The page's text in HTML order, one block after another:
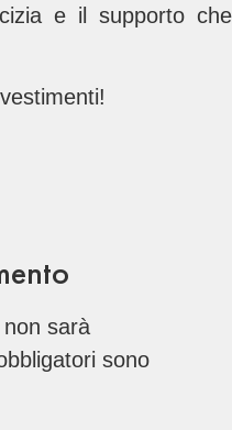
e il supporto che
sarà
sono